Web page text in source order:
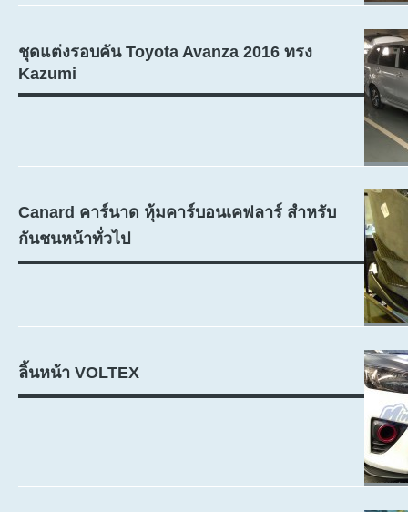
ชุดแต่งรอบคัน Toyota Avanza 2016 ทรง
Kazumi
Canard คาร์นาด หุ้มคาร์บอนเคฟลาร์ สำหรับ
กันชนหน้าทั่วไป
ลิ้นหน้า VOLTEX